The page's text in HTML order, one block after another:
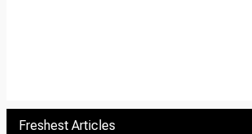
Freshest Articles